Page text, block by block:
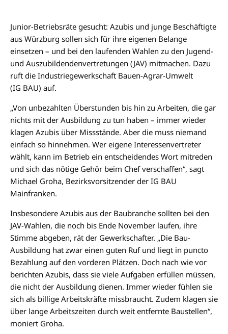
Junior-Betriebsräte gesucht: Azubis und junge Beschäftigte
aus Würzburg sollen sich für ihre eigenen Belange
einsetzen – und bei den laufenden Wahlen zu den Jugend-
und Auszubildendenvertretungen (JAV) mitmachen. Dazu
ruft die Industriegewerkschaft Bauen-Agrar-Umwelt
(IG BAU) auf.
„Von unbezahlten Überstunden bis hin zu Arbeiten, die gar
nichts mit der Ausbildung zu tun haben – immer wieder
klagen Azubis über Missstände. Aber die muss niemand
einfach so hinnehmen. Wer eigene Interessenvertreter
wählt, kann im Betrieb ein entscheidendes Wort mitreden
und sich das nötige Gehör beim Chef verschaffen“, sagt
Michael Groha, Bezirksvorsitzender der IG BAU
Mainfranken.
Insbesondere Azubis aus der Baubranche sollten bei den
JAV-Wahlen, die noch bis Ende November laufen, ihre
Stimme abgeben, rät der Gewerkschafter. „Die Bau-
Ausbildung hat zwar einen guten Ruf und liegt in puncto
Bezahlung auf den vorderen Plätzen. Doch nach wie vor
berichten Azubis, dass sie viele Aufgaben erfüllen müssen,
die nicht der Ausbildung dienen. Immer wieder fühlen sie
sich als billige Arbeitskräfte missbraucht. Zudem klagen sie
über lange Arbeitszeiten durch weit entfernte Baustellen“,
moniert Groha.